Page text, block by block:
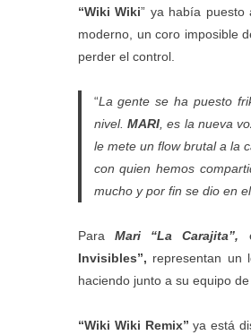
“Wiki Wiki” ya había puesto
moderno, un coro imposible
perder el control.
“La gente se ha puesto
nivel. MARI, es la nueva
le mete un flow brutal a la
con quien hemos
mucho y por fin se dio en
ParaMari “La Carajita”,
Invisibles”, representan un
haciendo junto a su equipo de
“Wiki Wiki Remix” ya está